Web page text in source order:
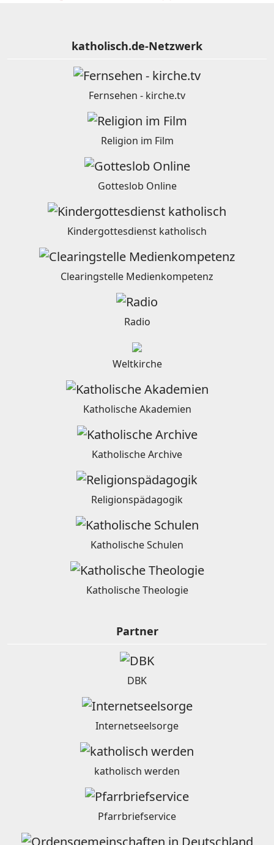
katholisch.de-Netzwerk
Fernsehen - kirche.tv
Religion im Film
Gotteslob Online
Kindergottesdienst katholisch
Clearingstelle Medienkompetenz
Radio
Weltkirche
Katholische Akademien
Katholische Archive
Religionspädagogik
Katholische Schulen
Katholische Theologie
Partner
DBK
Internetseelsorge
katholisch werden
Pfarrbriefservice